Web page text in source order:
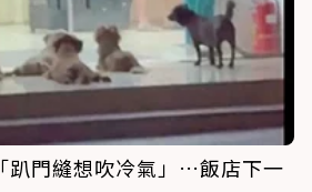
趴門縫想吹冷氣」…飯店下一